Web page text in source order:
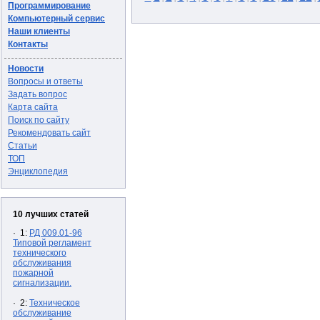
Программирование
Компьютерный сервис
Наши клиенты
Контакты
Новости
Вопросы и ответы
Задать вопрос
Карта сайта
Поиск по сайту
Рекомендовать сайт
Статьи
ТОП
Энциклопедия
10 лучших статей
· 1: РД 009.01-96
Типовой регламент
технического
обслуживания
пожарной
сигнализации.
· 2: Техническое
обслуживание